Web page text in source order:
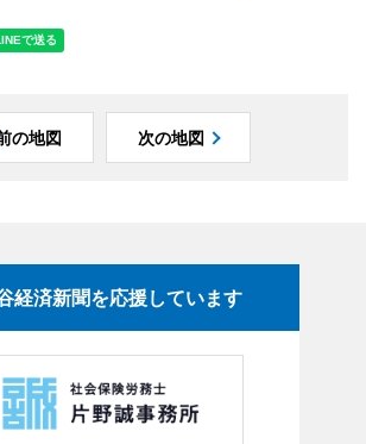
の地図 次の地図
経済新聞を応援しています